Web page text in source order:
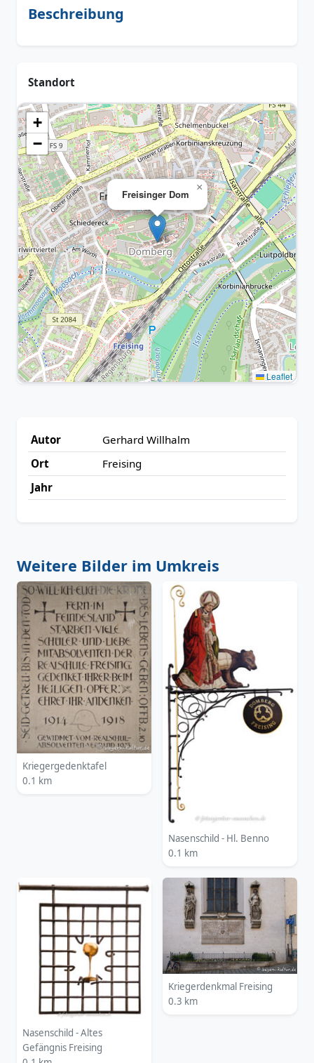
Beschreibung
Standort
Freisinger Dom
×
+
−
Leaflet
Autor
Gerhard Willhalm
Ort
Freising
Jahr
Weitere Bilder im Umkreis
Kriegergedenktafel
0.1 km
Nasenschild - Hl. Benno
0.1 km
Nasenschild - Altes
Gefängnis Freising
Kriegerdenkmal Freising
0.3 km